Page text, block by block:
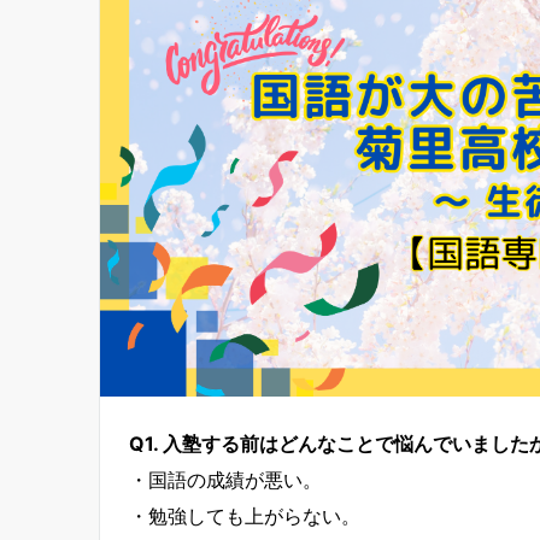
Q1. 入塾する前はどんなことで悩んでいました
・国語の成績が悪い。
・勉強しても上がらない。